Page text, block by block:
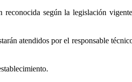
según la legislación
atendidos por el responsable